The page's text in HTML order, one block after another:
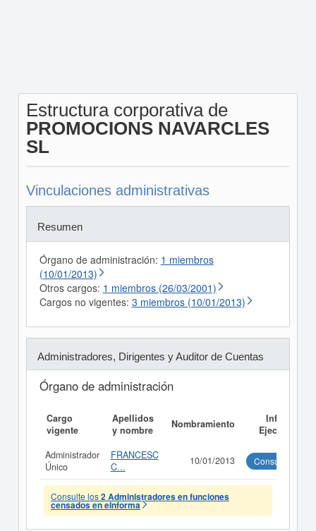
Estructura corporativa de
PROMOCIONS NAVARCLES
SL
Vinculaciones administrativas
Resumen
Órgano de administración: 1 miembros
(10/01/2013)
Otros cargos: 1 miembros (26/03/2001)
Cargos no vigentes: 3 miembros (10/01/2013)
Administradores, Dirigentes y Auditor de Cuentas
Órgano de administración
Cargo
vigente
Apellidos
y nombre
Nombramiento
Informe
Ejecutivo
Administrador
Único
FRANCESC
C...
10/01/2013 Consultar
Consulte los2 Administradores en funciones
censados en eInforma